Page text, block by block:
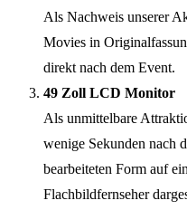
Als Nachweis unserer
Movies in
direkt nach dem Event.
49 Zoll LCD Monitor
Als unmittelbare
wenige Sekunden nach
bearbeiteten Form auf
Flachbildfernseher